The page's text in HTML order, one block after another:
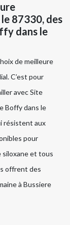
87330, des
dans le
de meilleure
C’est pour
avec Site
Boffy dans le
résistent aux
pour
siloxane et tous
offrent des
à Bussiere